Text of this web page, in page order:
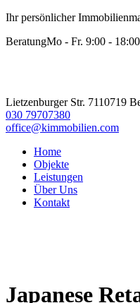
Ihr persönlicher
BeratungMo - Fr. 9:00 -
Lietzenburger Str. 7110719
030 79707380
office@kimmobilien.com
Home
Objekte
Leistungen
Über Uns
Kontakt
Japanese